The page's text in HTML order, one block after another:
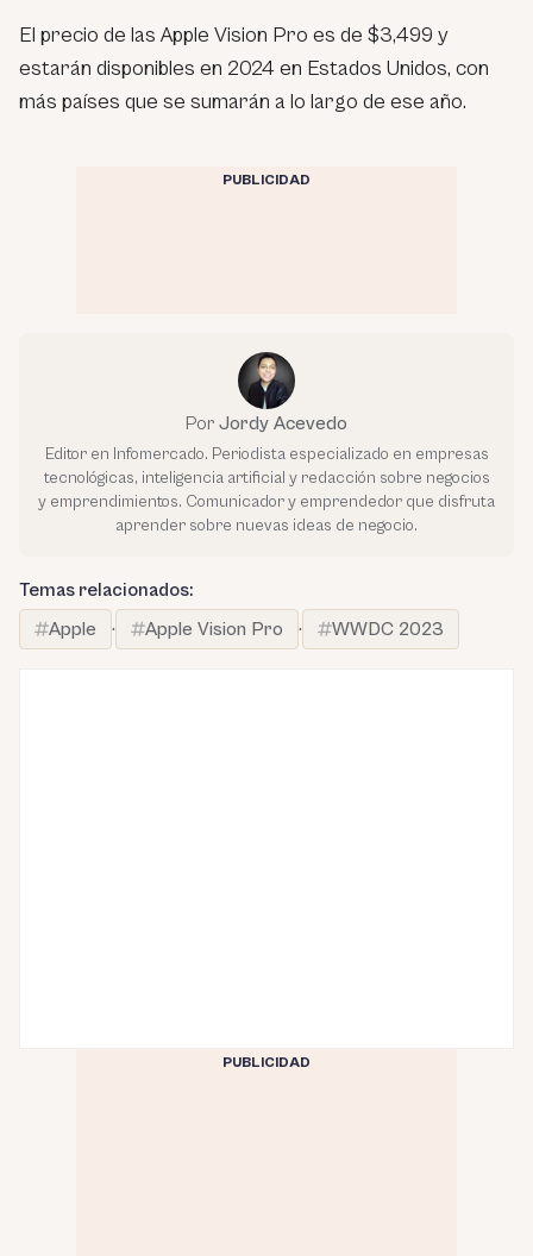
El precio de las Apple Vision Pro es de $3,499 y
estarán disponibles en 2024 en Estados Unidos, con
más países que se sumarán a lo largo de ese año.
PUBLICIDAD
Por Jordy Acevedo
Editor en Infomercado. Periodista especializado en empresas
tecnológicas, inteligencia artificial y redacción sobre negocios
y emprendimientos. Comunicador y emprendedor que disfruta
aprender sobre nuevas ideas de negocio.
Temas relacionados:
Apple
· Apple Vision Pro · WWDC 2023
PUBLICIDAD